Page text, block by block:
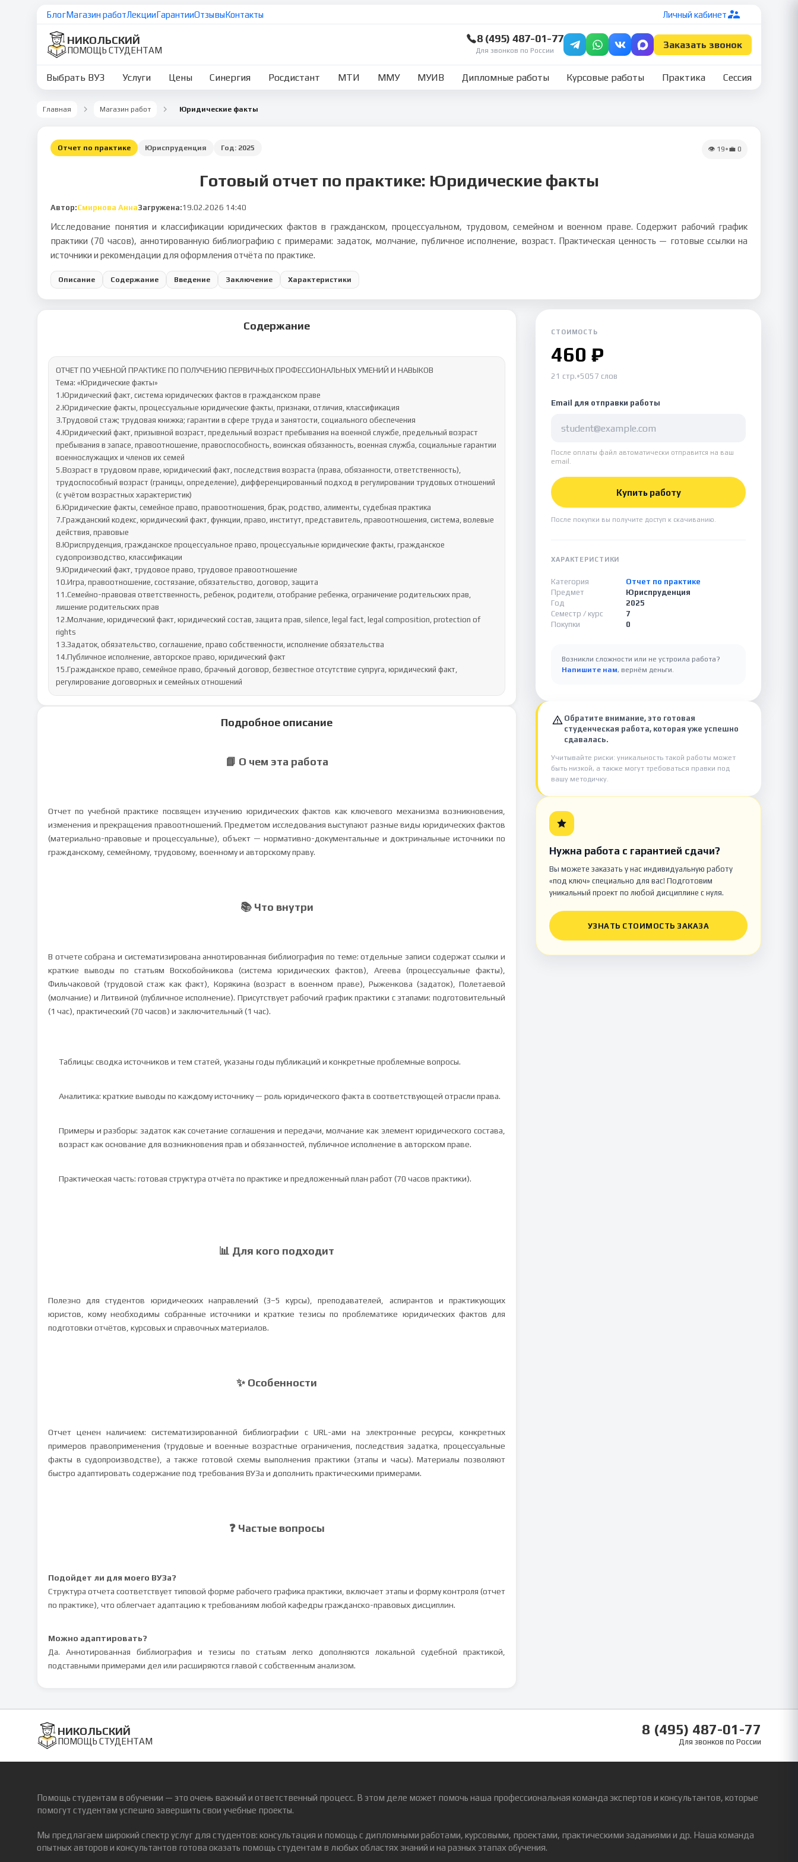
БлогМагазин работЛекцииГарантииОтзывыКонтакты Личный кабинет
НИКОЛЬСКИЙ
ПОМОЩЬ СТУДЕНТАМ
8 (495) 487-01-77
Для звонков по России
Заказать звонок
Выбрать ВУЗ Услуги Цены Синергия Росдистант МТИ ММУ МУИВ Дипломные работы Курсовые работы Практика Сессия
Главная Магазин работ Юридические факты
Отчет по практике Юриспруденция Год: 2025 👁 19•💼 0
Готовый отчет по практике: Юридические факты
Автор:Смирнова АннаЗагружена:19.02.2026 14:40
Исследование понятия и классификации юридических фактов в гражданском, процессуальном, трудовом, семейном и военном праве. Содержит рабочий график
практики (70 часов), аннотированную библиографию с примерами: задаток, молчание, публичное исполнение, возраст. Практическая ценность — готовые ссылки на
источники и рекомендации для оформления отчёта по практике.
Описание Содержание Введение Заключение Характеристики
Содержание
ОТЧЕТ ПО УЧЕБНОЙ ПРАКТИКЕ ПО ПОЛУЧЕНИЮ ПЕРВИЧНЫХ ПРОФЕССИОНАЛЬНЫХ УМЕНИЙ И НАВЫКОВ
Тема: «Юридические факты»
1.Юридический факт, система юридических фактов в гражданском праве
2.Юридические факты, процессуальные юридические факты, признаки, отличия, классификация
3.Трудовой стаж; трудовая книжка; гарантии в сфере труда и занятости, социального обеспечения
4.Юридический факт, призывной возраст, предельный возраст пребывания на военной службе, предельный возраст
пребывания в запасе, правоотношение, правоспособность, воинская обязанность, военная служба, социальные гарантии
военнослужащих и членов их семей
5.Возраст в трудовом праве, юридический факт, последствия возраста (права, обязанности, ответственность),
трудоспособный возраст (границы, определение), дифференцированный подход в регулировании трудовых отношений
(с учётом возрастных характеристик)
6.Юридические факты, семейное право, правоотношения, брак, родство, алименты, судебная практика
7.Гражданский кодекс, юридический факт, функции, право, институт, представитель, правоотношения, система, волевые
действия, правовые
8.Юриспруденция, гражданское процессуальное право, процессуальные юридические факты, гражданское
судопроизводство, классификации
9.Юридический факт, трудовое право, трудовое правоотношение
10.Игра, правоотношение, состязание, обязательство, договор, защита
11.Семейно-правовая ответственность, ребенок, родители, отобрание ребенка, ограничение родительских прав,
лишение родительских прав
12.Молчание, юридический факт, юридический состав, защита прав, silence, legal fact, legal composition, protection of
rights
13.Задаток, обязательство, соглашение, право собственности, исполнение обязательства
14.Публичное исполнение, авторское право, юридический факт
15.Гражданское право, семейное право, брачный договор, безвестное отсутствие супруга, юридический факт,
регулирование договорных и семейных отношений
Подробное описание
📘 О чем эта работа
Отчет по учебной практике посвящен изучению юридических фактов как ключевого механизма возникновения,
изменения и прекращения правоотношений. Предметом исследования выступают разные виды юридических фактов
(материально-правовые и процессуальные), объект — нормативно-документальные и доктринальные источники по
гражданскому, семейному, трудовому, военному и авторскому праву.
📚 Что внутри
В отчете собрана и систематизирована аннотированная библиография по теме: отдельные записи содержат ссылки и
краткие выводы по статьям Воскобойникова (система юридических фактов), Агеева (процессуальные факты),
Фильчаковой (трудовой стаж как факт), Корякина (возраст в военном праве), Рыженкова (задаток), Полетаевой
(молчание) и Литвиной (публичное исполнение). Присутствует рабочий график практики с этапами: подготовительный
(1 час), практический (70 часов) и заключительный (1 час).
Таблицы: сводка источников и тем статей, указаны годы публикаций и конкретные проблемные вопросы.
Аналитика: краткие выводы по каждому источнику — роль юридического факта в соответствующей отрасли права.
Примеры и разборы: задаток как сочетание соглашения и передачи, молчание как элемент юридического состава,
возраст как основание для возникновения прав и обязанностей, публичное исполнение в авторском праве.
Практическая часть: готовая структура отчёта по практике и предложенный план работ (70 часов практики).
📊 Для кого подходит
Полезно для студентов юридических направлений (3–5 курсы), преподавателей, аспирантов и практикующих
юристов, кому необходимы собранные источники и краткие тезисы по проблематике юридических фактов для
подготовки отчётов, курсовых и справочных материалов.
✨ Особенности
Отчет ценен наличием: систематизированной библиографии с URL-ами на электронные ресурсы, конкретных
примеров правоприменения (трудовые и военные возрастные ограничения, последствия задатка, процессуальные
факты в судопроизводстве), а также готовой схемы выполнения практики (этапы и часы). Материалы позволяют
быстро адаптировать содержание под требования ВУЗа и дополнить практическими примерами.
❓ Частые вопросы
Подойдет ли для моего ВУЗа?
Структура отчета соответствует типовой форме рабочего графика практики, включает этапы и форму контроля (отчет
по практике), что облегчает адаптацию к требованиям любой кафедры гражданско-правовых дисциплин.
Можно адаптировать?
Да. Аннотированная библиография и тезисы по статьям легко дополняются локальной судебной практикой,
подставными примерами дел или расширяются главой с собственным анализом.
СТОИМОСТЬ
460 ₽
21 стр.•5057 слов
Email для отправки работы
После оплаты файл автоматически отправится на ваш
email.
Купить работу
После покупки вы получите доступ к скачиванию.
ХАРАКТЕРИСТИКИ
Категория
Отчет по практике
Предмет
Юриспруденция
Год
2025
Семестр / курс
7
Покупки
0
Возникли сложности или не устроила работа?
Напишите нам, вернём деньги.
Обратите внимание, это готовая
студенческая работа, которая уже успешно
сдавалась.
Учитывайте риски: уникальность такой работы может
быть низкой, а также могут требоваться правки под
вашу методичку.
Нужна работа с гарантией сдачи?
Вы можете заказать у нас индивидуальную работу
«под ключ» специально для вас! Подготовим
уникальный проект по любой дисциплине с нуля.
УЗНАТЬ СТОИМОСТЬ ЗАКАЗА
НИКОЛЬСКИЙ
ПОМОЩЬ СТУДЕНТАМ
8 (495) 487-01-77
Для звонков по России
Помощь студентам в обучении — это очень важный и ответственный процесс. В этом деле может помочь наша профессиональная команда экспертов и консультантов, которые
помогут студентам успешно завершить свои учебные проекты.
Мы предлагаем широкий спектр услуг для студентов: консультация и помощь с дипломными работами, курсовыми, проектами, практическими заданиями и др. Наша команда
опытных авторов и консультантов готова оказать помощь студентам в любых областях знаний и на разных этапах обучения.